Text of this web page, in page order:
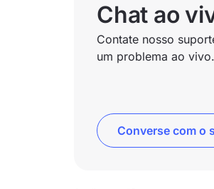
Chat ao
Contate nosso
um problema ao vivo.
Converse com o